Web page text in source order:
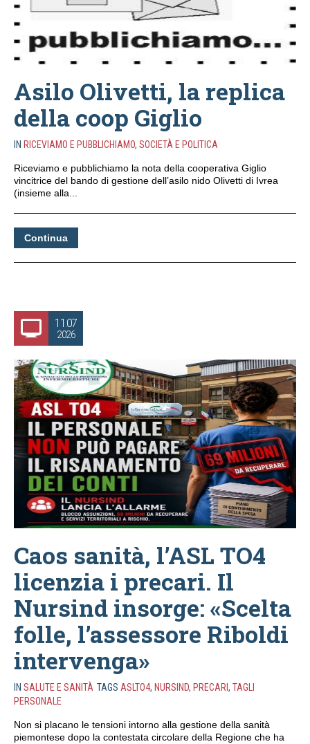
Asilo Olivetti, la replica
della coop Giglio
IN RICEVIAMO E PUBBLICHIAMO, SOCIETÀ E POLITICA
Riceviamo e pubblichiamo la nota della cooperativa Giglio
vincitrice del bando di gestione dell’asilo nido Olivetti di Ivrea
(insieme alla...
Continua
11.07
2026
Caos sanità, l’ASL TO4
licenzia i precari. Il
Nursind insorge: «Scelta
folle, l’assessore Riboldi
intervenga»
IN SALUTE E SANITÀ TAGS ASLTO4, NURSIND, PRECARI , TAGLI
PERSONALE
Non si placano le tensioni intorno alla gestione della sanità
piemontese dopo la contestata circolare della Regione che ha